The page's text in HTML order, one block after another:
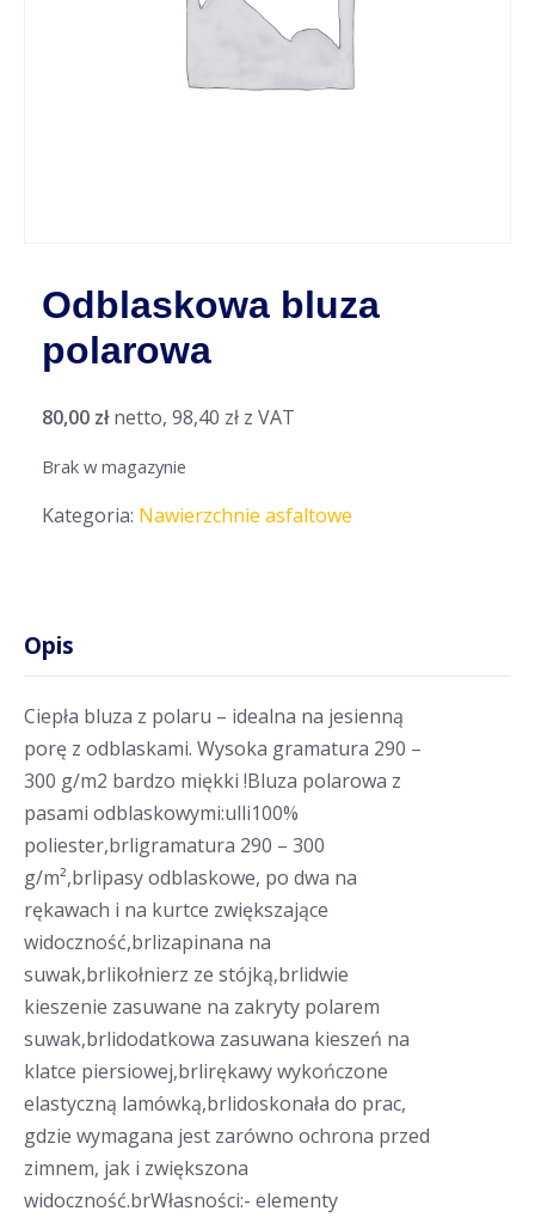
Odblaskowa bluza
polarowa
80,00 zł netto, 98,40 zł z VAT
Brak w magazynie
Kategoria: Nawierzchnie asfaltowe
Opis
Ciepła bluza z polaru – idealna na jesienną
porę z odblaskami . Wysoka gramatura 290 –
300 g/m2 bardzo miękki !Bluza polarowa z
pasami odblaskowymi:ulli100%
poliester,brligramatura 290 – 300
g/m²,brlipasy odblaskowe, po dwa na
rękawach i na kurtce zwiększające
widoczność,brlizapinana na
suwak,brlikołnierz ze stójką,brlidwie
kieszenie zasuwane na zakryty polarem
suwak,brlidodatkowa zasuwana kieszeń na
klatce piersiowej,brlirękawy wykończone
elastyczną lamówką,brlidoskonała do prac,
gdzie wymagana jest zarówno ochrona przed
zimnem, jak i zwiększona
widoczność.brWłasności:- elementy